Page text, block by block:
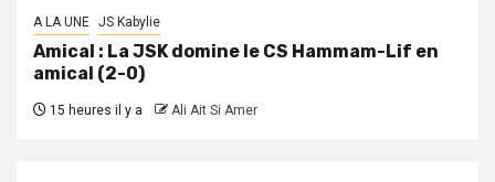
A LA UNE JS Kabylie
Amical : La JSK domine le CS Hammam-Lif en
amical (2-0)
15 heures il y a Ali Ait Si Amer